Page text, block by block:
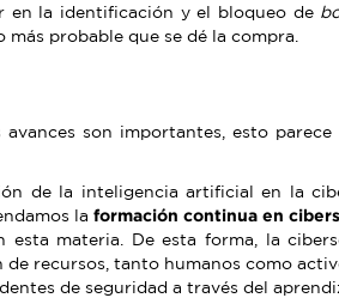
en la identificación y el bloqueo de
probable que se dé la compra.
avances son importantes, esto
de la inteligencia artificial en la
la formación continua en
materia. De esta forma, la
recursos, tanto humanos como
de seguridad a través del